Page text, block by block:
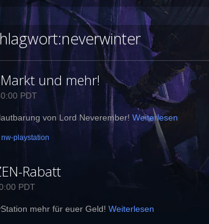
und mehr!
PDT
von Lord Neverember! Weiterlesen
nw-playstation
Rabatt
PDT
mehr für euer Geld! Weiterlesen